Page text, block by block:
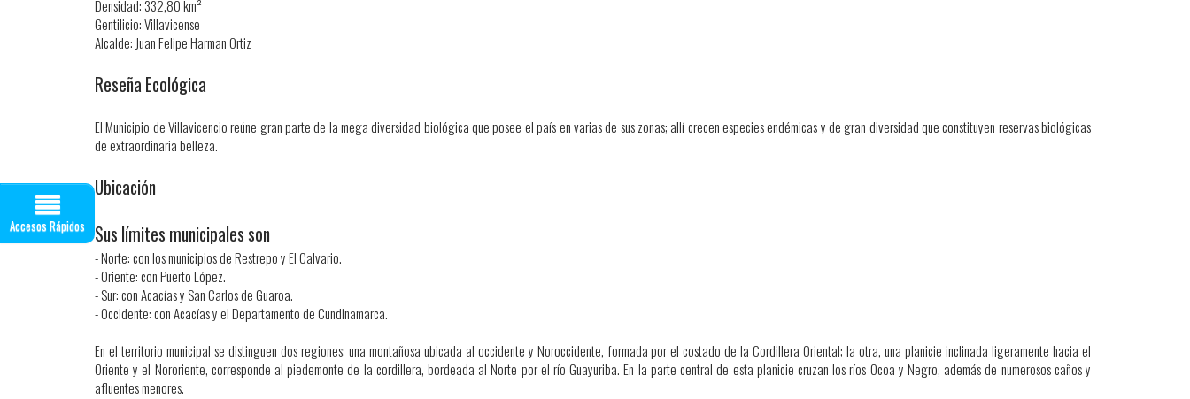
Densidad: 332,80 ​km²
Gentilicio: Villavicense
Alcalde: Juan Felipe Harman Ortiz​
Reseña Ecológica
El Municipio de Villavicencio reúne gran parte de la mega diversidad biológica que posee el país en varias de sus zonas; allí crecen especies endémicas y de gran diversidad que constituyen reservas biológicas
de extraordinaria belleza.
Ubicación
Sus límites municipales son
- Norte: c​​on los municipios de Restrepo y El Calvario.
- Oriente: con Puerto López.
- Sur: con Acacías y San Carlos de Guaroa.​
- Occidente: con Acacías y el Departamento de Cundinamarca.
En el territorio municipal se distinguen dos regiones: una montañosa ubicada al occidente y Noroccidente, formada por el costado de la Cordillera Oriental; la otra, una planicie inclinada ligeramente hacia el
Oriente y el Nororiente, corresponde al piedemonte de la cordillera, bordeada al Norte por el río Guayuriba. En la parte central de esta planicie cruzan los ríos Ocoa y Negro, además de numerosos caños y
afluentes menores.
Accesos Rápidos